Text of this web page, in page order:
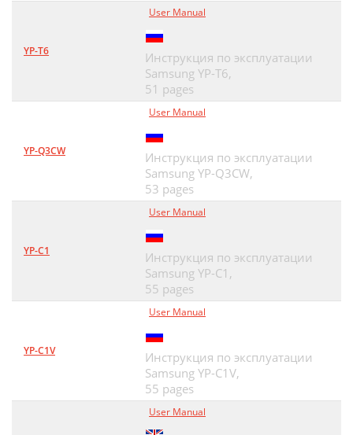
YP-T6
User Manual
Инструкция по эксплуатации
Samsung YP-T6,
51 pages
YP-Q3CW
User Manual
Инструкция по эксплуатации
Samsung YP-Q3CW,
53 pages
YP-C1
User Manual
Инструкция по эксплуатации
Samsung YP-C1,
55 pages
YP-C1V
User Manual
Инструкция по эксплуатации
Samsung YP-C1V,
55 pages
User Manual